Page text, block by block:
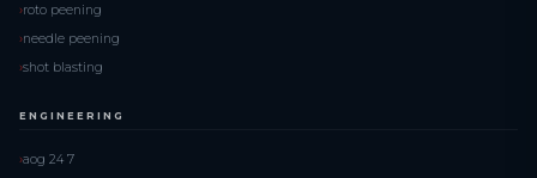
roto peening
needle peening
shot blasting
ENGINEERING
aog 24 7